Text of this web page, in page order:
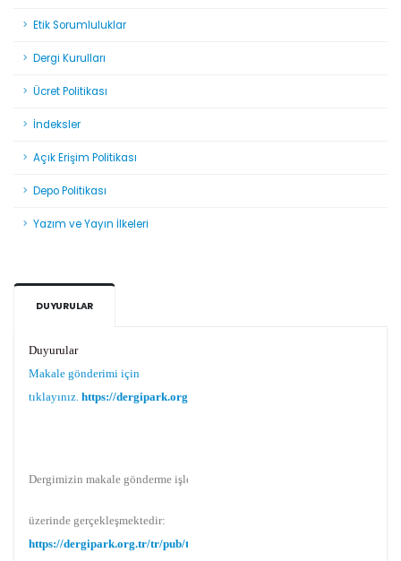
Etik Sorumluluklar
Dergi Kurulları
Ücret Politikası
İndeksler
Açık Erişim Politikası
Depo Politikası
Yazım ve Yayın İlkeleri
DUYURULAR